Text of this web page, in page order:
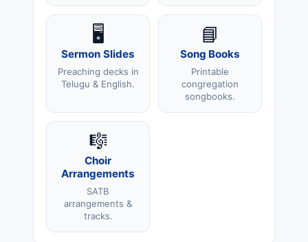
🖥️
Sermon Slides
Preaching decks in
Telugu & English.
📘
Song Books
Printable
congregation
songbooks.
🎼
Choir
Arrangements
SATB
arrangements &
tracks.